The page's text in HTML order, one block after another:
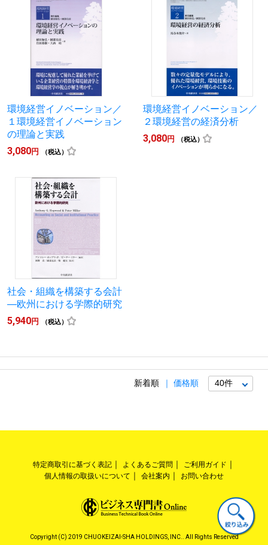
環境経営イノベーション／
１環境経営イノベーション
の理論と実践
3,080円 （税込）
環境経営イノベーション／
２環境経営の経済分析
3,080円 （税込）
社会・組織を構築する会計
―欧州における学際的研究
5,940円 （税込）
新着順 価格順
特定商取引に基づく表記 よくあるご質問
ご利用ガイド
個人情報の取扱いについて
会社案内 お問い合わせ
Copyright (C) 2019 CHUOKEIZAI-SHA HOLDINGS, INC.. All Rights Reserved